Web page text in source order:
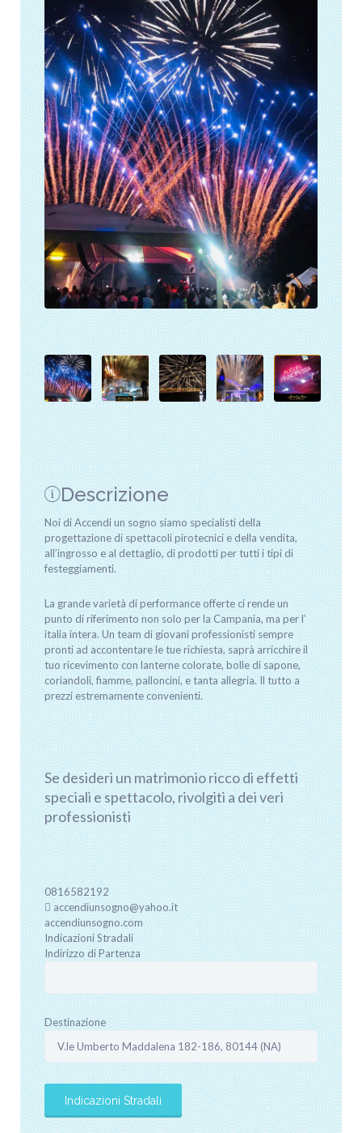
Descrizione
Noi di Accendi un sogno siamo specialisti della
progettazione di spettacoli pirotecnici e della vendita,
all’ingrosso e al dettaglio, di prodotti per tutti i tipi di
festeggiamenti.
La grande varietà di performance offerte ci rende un
punto di riferimento non solo per la Campania, ma per l’
italia intera. Un team di giovani professionisti sempre
pronti ad accontentare le tue richiesta, saprà arricchire il
tuo ricevimento con lanterne colorate, bolle di sapone,
coriandoli, fiamme, palloncini, e tanta allegria. Il tutto a
prezzi estremamente convenienti.
Se desideri un matrimonio ricco di effetti
speciali e spettacolo, rivolgiti a dei veri
professionisti
0816582192
accendiunsogno@yahoo.it
accendiunsogno.com
Indicazioni Stradali
Indirizzo di Partenza
Destinazione